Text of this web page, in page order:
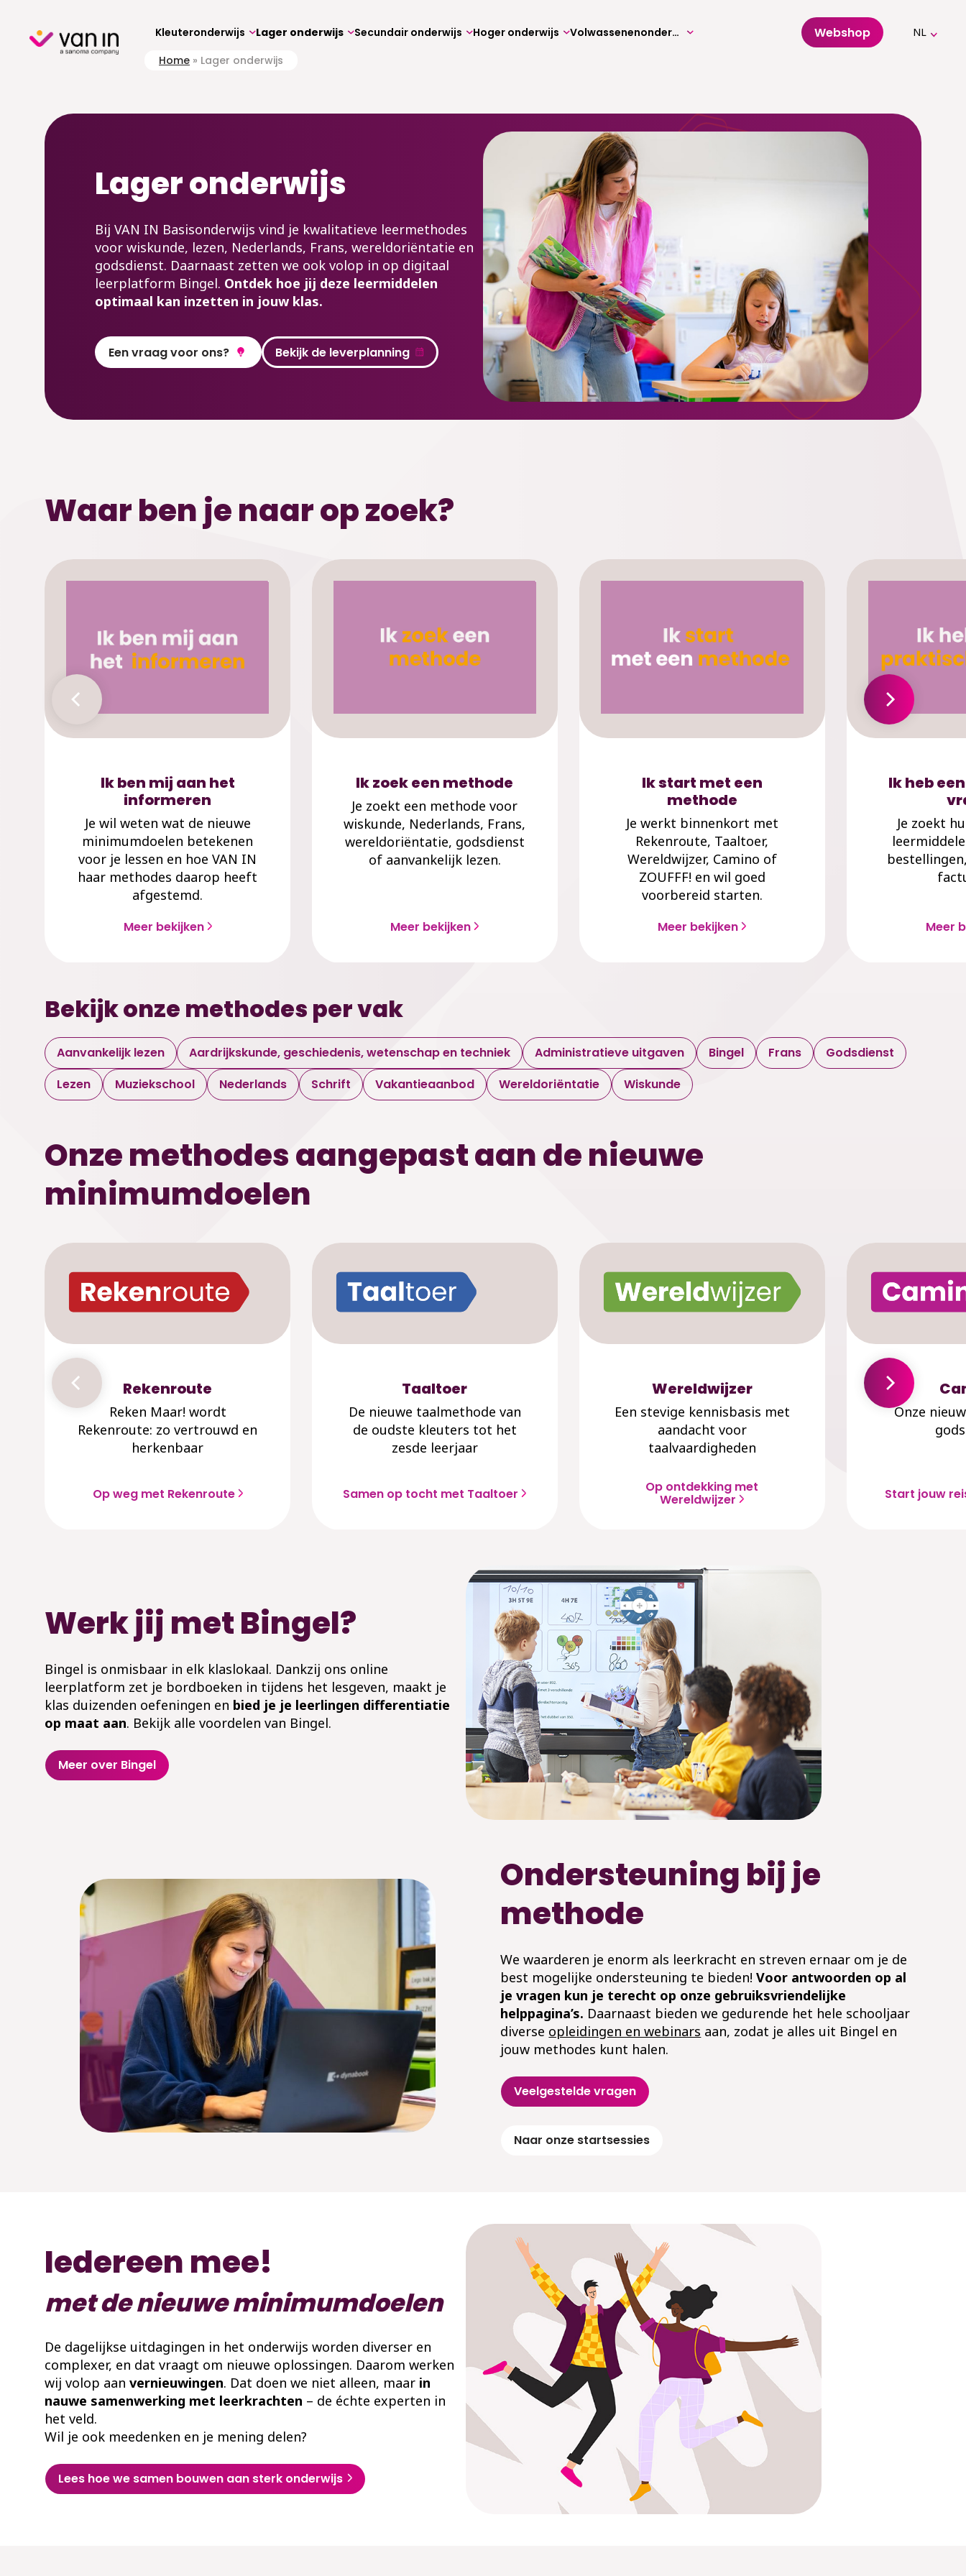
content Kleuteronderwijs Lager onderwijs Secundair onderwijs Hoger onderwijs Volwassenenonderwijs Webshop NL
Home » Lager onderwijs
Lager onderwijs
Bij VAN IN Basisonderwijs vind je kwalitatieve leermethodes
voor wiskunde, lezen, Nederlands, Frans, wereldoriëntatie en
godsdienst. Daarnaast zetten we ook volop in op digitaal
leerplatform Bingel. Ontdek hoe jij deze leermiddelen
optimaal kan inzetten in jouw klas.
Een vraag voor ons? Bekijk de leverplanning
Waar ben je naar op zoek?
Ik ben mij aan het
informeren
Je wil weten wat de nieuwe
minimumdoelen betekenen
voor je lessen en hoe VAN IN
haar methodes daarop heeft
afgestemd.
Meer bekijken
Ik zoek een methode
Je zoekt een methode voor
wiskunde, Nederlands, Frans,
wereldoriëntatie, godsdienst
of aanvankelijk lezen.
Meer bekijken
Ik start met een
methode
Je werkt binnenkort met
Rekenroute, Taaltoer,
Wereldwijzer, Camino of
ZOUFFF! en wil goed
voorbereid starten.
Meer bekijken
Ik heb
Je zoekt
Meer
Bekijk onze methodes per vak
Aanvankelijk lezen Aardrijkskunde, geschiedenis, wetenschap en techniek Administratieve uitgaven Bingel Frans
Godsdienst
Lezen
Muziekschool Nederlands Schrift Vakantieaanbod Wereldoriëntatie Wiskunde
Onze methodes aangepast aan de nieuwe
minimumdoelen
Rekenroute
Reken Maar! wordt
Rekenroute: zo vertrouwd en
herkenbaar
Op weg met Rekenroute
Taaltoer
De nieuwe taalmethode van
de oudste kleuters tot het
zesde leerjaar
Samen op tocht met Taaltoer
Wereldwijzer
Een stevige kennisbasis met
aandacht voor
taalvaardigheden
Op ontdekking met
Wereldwijzer
Onze
Start jouw
Werk jij met Bingel?
Bingel is onmisbaar in elk klaslokaal. Dankzij ons online
leerplatform zet je bordboeken in tijdens het lesgeven, maakt je
klas duizenden oefeningen en bied je je leerlingen differentiatie
op maat aan. Bekijk alle voordelen van Bingel.
Meer over Bingel
Ondersteuning bij je
methode
We waarderen je enorm als leerkracht en streven ernaar om je de
best mogelijke ondersteuning te bieden! Voor antwoorden op al
je vragen kun je terecht op onze gebruiksvriendelijke
helppagina’s. Daarnaast bieden we gedurende het hele schooljaar
diverse opleidingen en webinars aan, zodat je alles uit Bingel en
jouw methodes kunt halen.
Veelgestelde vragen
Naar onze startsessies
Iedereen mee!
met de nieuwe minimumdoelen
De dagelijkse uitdagingen in het onderwijs worden diverser en
complexer, en dat vraagt om nieuwe oplossingen. Daarom werken
wij volop aan vernieuwingen. Dat doen we niet alleen, maar in
nauwe samenwerking met leerkrachten – de échte experten in
het veld.
Wil je ook meedenken en je mening delen?
Lees hoe we samen bouwen aan sterk onderwijs